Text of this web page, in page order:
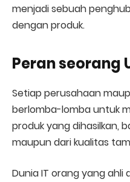
menjadi sebuah
dengan produk.
Peran seorang
Setiap perusahaan
berlomba-lomba untuk
produk yang dihasilkan,
maupun dari kualitas
Dunia IT orang yang ahli